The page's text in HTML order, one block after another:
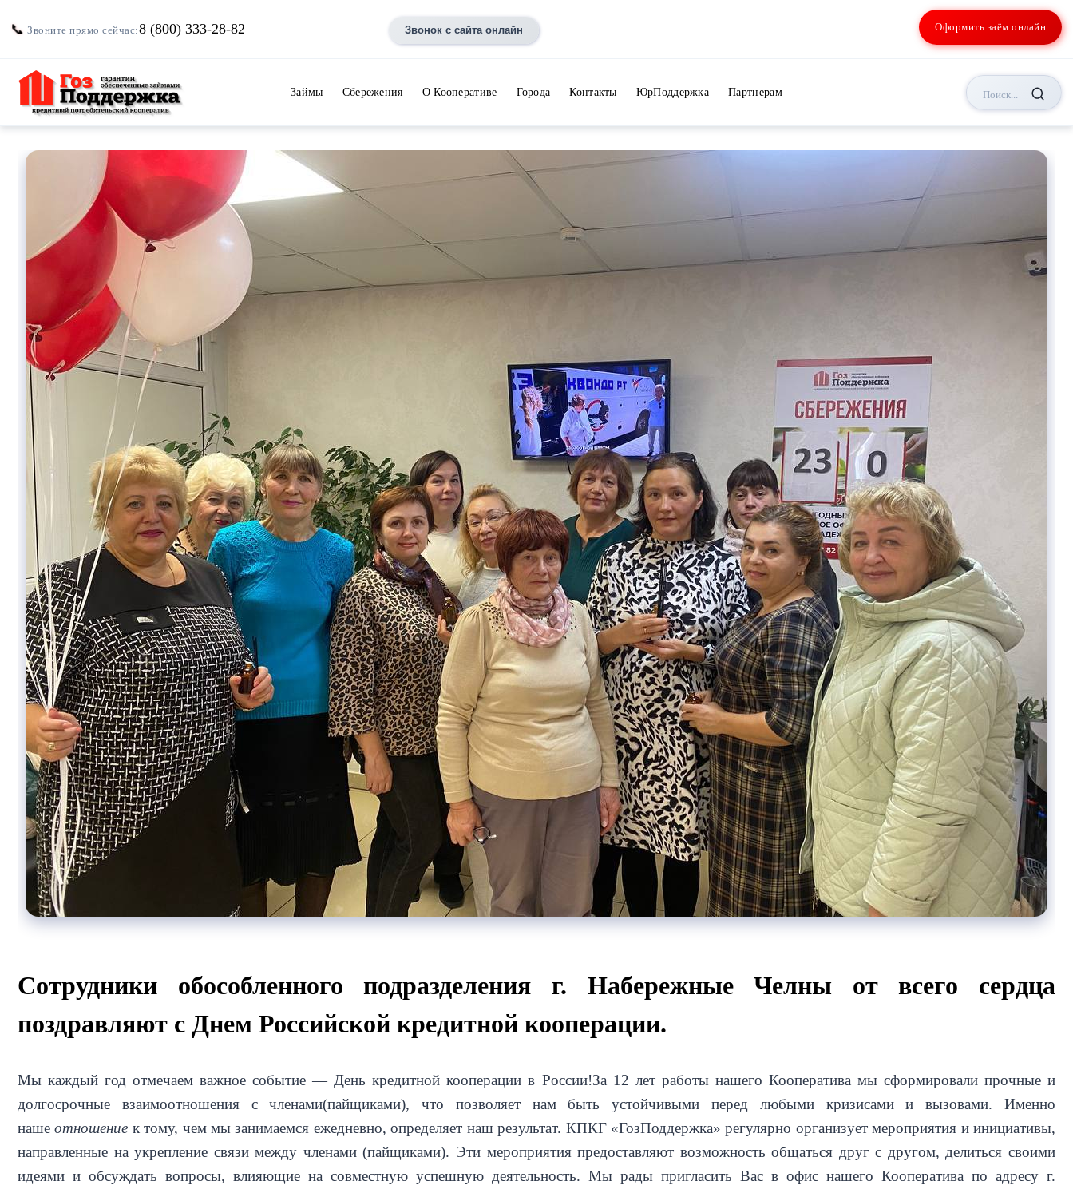
📞 Звоните прямо сейчас:8 (800) 333-28-82 Звонок с сайта онлайн Оформить заём онлайн
Займы Сбережения О Кооперативе Города Контакты ЮрПоддержка Партнерам Поиск...
Сотрудники обособленного подразделения г. Набережные Челны от всего сердца
поздравляют с Днем Российской кредитной кооперации.
Мы каждый год отмечаем важное событие — День кредитной кооперации в России!За 12 лет работы нашего Кооператива мы сформировали прочные и
долгосрочные взаимоотношения с членами(пайщиками), что позволяет нам быть устойчивыми перед любыми кризисами и вызовами. Именно
нашеотношение к тому, чем мы занимаемся ежедневно, определяет наш результат. КПКГ «ГозПоддержка» регулярно организует мероприятия и инициативы,
направленные на укрепление связи между членами (пайщиками). Эти мероприятия предоставляют возможность общаться друг с другом, делиться своими
идеями и обсуждать вопросы, влияющие на совместную успешную деятельность. Мы рады пригласить Вас в офис нашего Кооператива по адресу г.